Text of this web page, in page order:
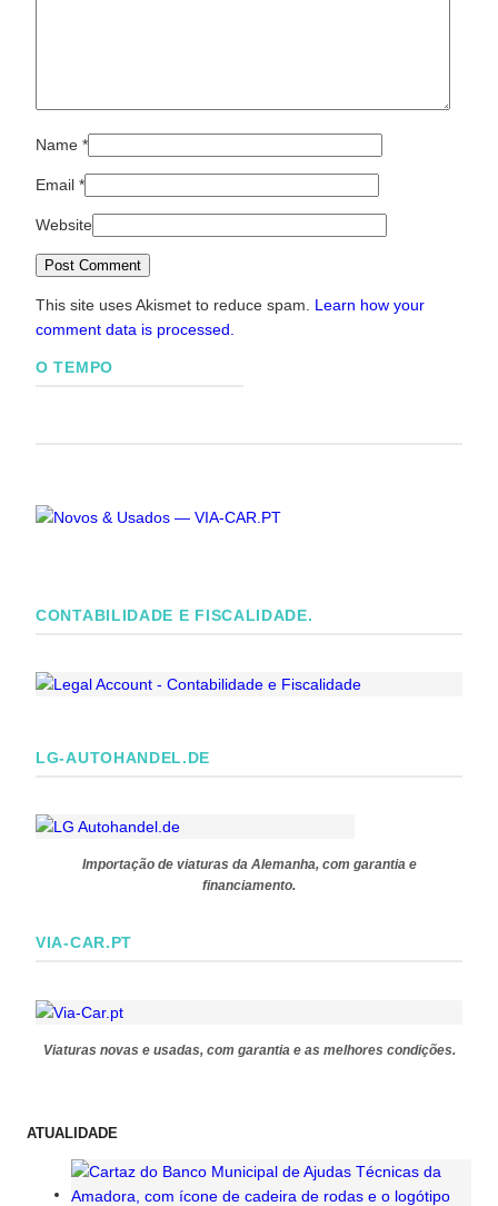
Name *
Email *
Website
This site uses Akismet to reduce spam. Learn how your
comment data is processed.
O TEMPO
CONTABILIDADE E FISCALIDADE.
LG-AUTOHANDEL.DE
Importação de viaturas da Alemanha, com garantia e
financiamento.
VIA-CAR.PT
Viaturas novas e usadas, com garantia e as melhores condições.
ATUALIDADE